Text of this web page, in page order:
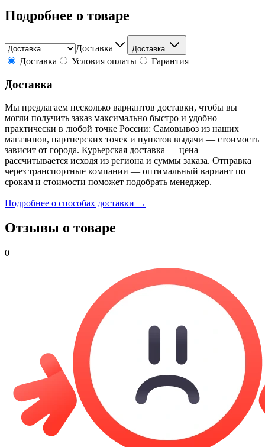
Подробнее о товаре
Доставка Доставка
Доставка Условия оплаты Гарантия
Доставка
Мы предлагаем несколько вариантов доставки, чтобы вы
могли получить заказ максимально быстро и удобно
практически в любой точке России: Самовывоз из наших
магазинов, партнерских точек и пунктов выдачи — стоимость
зависит от города. Курьерская доставка — цена
рассчитывается исходя из региона и суммы заказа. Отправка
через транспортные компании — оптимальный вариант по
срокам и стоимости поможет подобрать менеджер.
Подробнее о способах доставки →
Отзывы о товаре
0